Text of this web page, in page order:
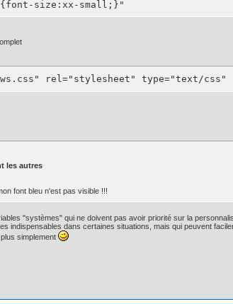
.8);*/
0, 0 100%,
50, 0.9)),
30, 0.9)),
20, 0.9)),
0px rgba(135, 135, 135, 0.1), inset -
rgba(135, 135, 135, 0.1), inset -1px
size:xx-small;}"
rel="stylesheet" type="text/
les autres
font bleu n'est pas visible !!!
"systèmes" qui ne doivent pas avoir priorité sur la
indispensables dans certaines situations, mais qui peuvent
plus simplement